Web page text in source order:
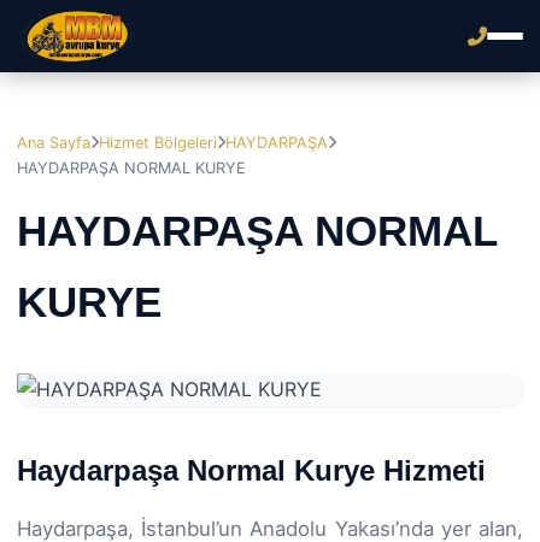
Ana Sayfa Hizmet Bölgeleri HAYDARPAŞA
HAYDARPAŞA NORMAL KURYE
HAYDARPAŞA NORMAL
KURYE
Haydarpaşa Normal Kurye Hizmeti
Haydarpaşa, İstanbul’un Anadolu Yakası’nda yer alan,